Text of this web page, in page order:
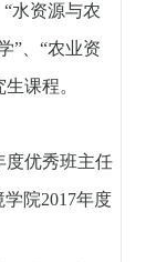
水资源与农
”、“农业资
课程。
度优秀班主任
学院2017年度